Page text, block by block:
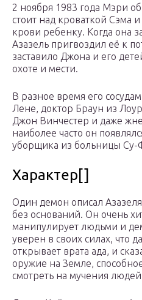
2 ноября 1983 года Мэри
стоит над кроваткой Сэма
крови ребенку. Когда она
Азазель пригвоздил её к
заставило Джона и его
охоте и мести.
В разное время его
Лене, доктор Браун из
Джон Винчестер и даже
наиболее часто он
уборщика из больницы Су-
Характер[]
Один демон описал
без оснований. Он очень
манипулирует людьми и
уверен в своих силах, что
открывает врата ада, и
оружие на Земле,
смотреть на мучения